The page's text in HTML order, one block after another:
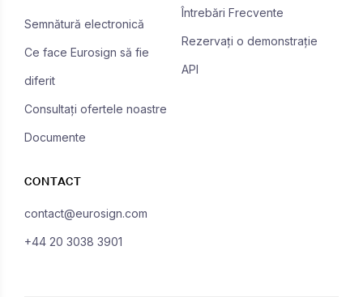
Semnătură electronică
Ce face Eurosign să fie
diferit
Consultați ofertele noastre
Documente
Întrebări Frecvente
Rezervați o demonstrație
API
CONTACT
contact@eurosign.com
+44 20 3038 3901